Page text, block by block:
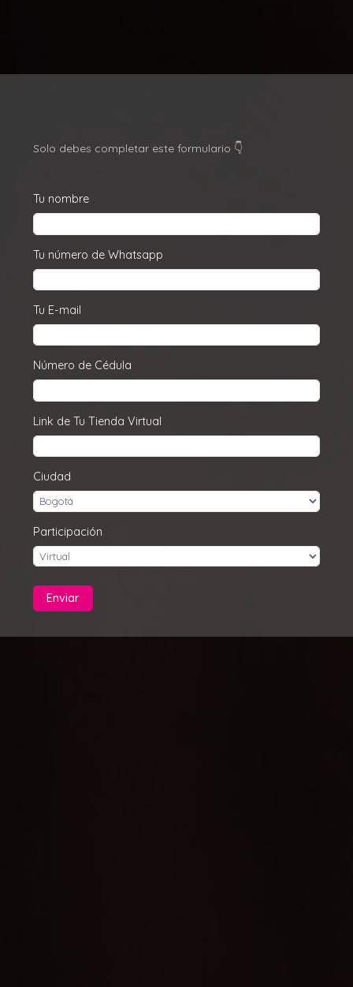
Solo debes completar este formulario 👇
Tu nombre
Tu número de Whatsapp
Tu E-mail
Número de Cédula
Link de Tu Tienda Virtual
Ciudad
Participación